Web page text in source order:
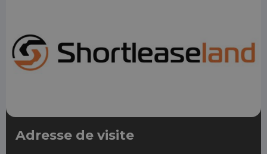
Adresse de visite